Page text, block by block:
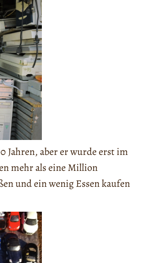
Jahren, aber er wurde erst im
mehr als eine Million
und ein wenig Essen kaufen